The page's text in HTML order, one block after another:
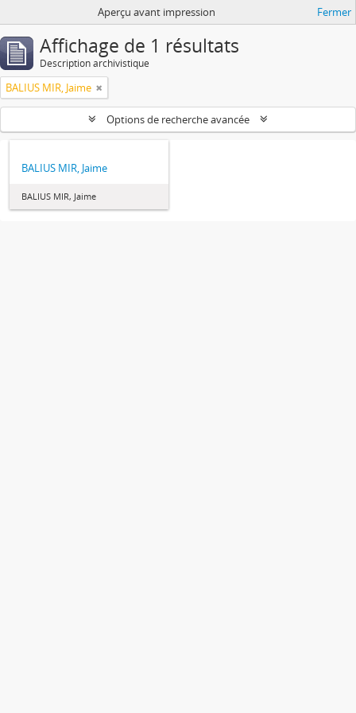
Aperçu avant impression Fermer
Affichage de 1 résultats
Description archivistique
BALIUS MIR, Jaime
Options de recherche avancée
BALIUS MIR, Jaime
BALIUS MIR, Jaime